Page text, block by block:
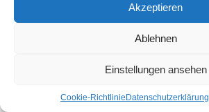
Akzeptieren
Ablehnen
Einstellungen ansehen
Cookie-Richtlinie Datenschutzerklärung